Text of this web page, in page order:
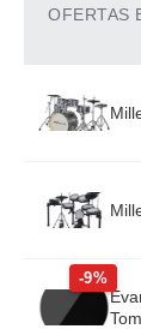
OFERTAS
-9%
Tom